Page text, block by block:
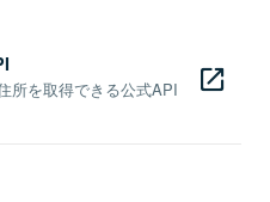
所を取得できる公式API